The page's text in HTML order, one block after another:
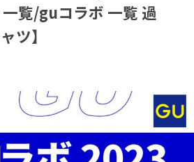
覧/guコラボ 一覧 過
ツ】